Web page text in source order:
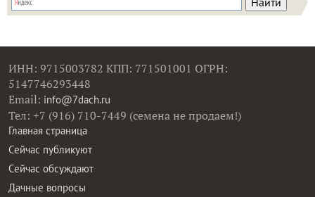
ИНН: 9715003782 КПП: 771501001 ОГРН:
5147746293448
Email: info@7dach.ru
Тел: +7 (916) 710-7449 (семена не продаем!)
Главная страница
Сейчас публикуют
Сейчас обсуждают
Дачные вопросы